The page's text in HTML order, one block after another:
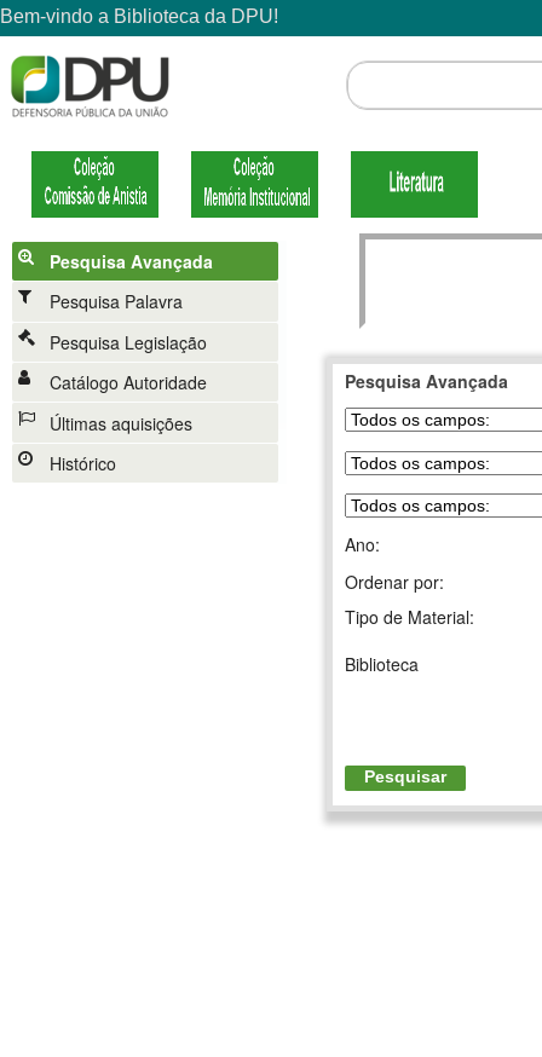
Pesquisa Avançada
Pesquisa Palavra
Pesquisa Legislação
Catálogo Autoridade
Últimas aquisições
Histórico
Pesquisa Avançada
Ano:
Ordenar por:
Tipo de Material:
Biblioteca
Pesquisar